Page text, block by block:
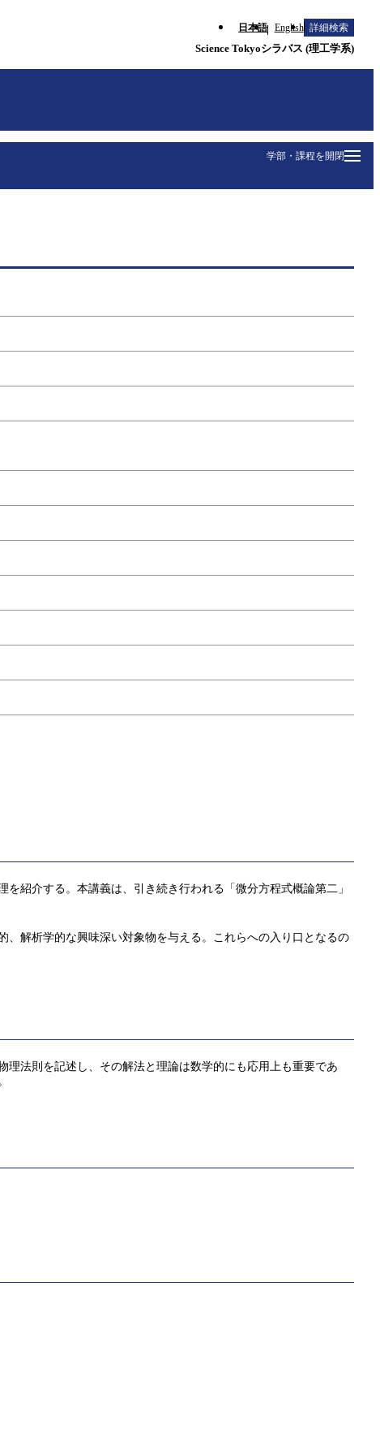
日本語 English 詳細検索
Science Tokyoシラバス (理工学系)
学部・課程を開閉
紹介する。本講義は、引き続き行われる「微分方程式概論第二」
解析学的な興味深い対象物を与える。これらへの入り口となるの
法則を記述し、その解法と理論は数学的にも応用上も重要であ